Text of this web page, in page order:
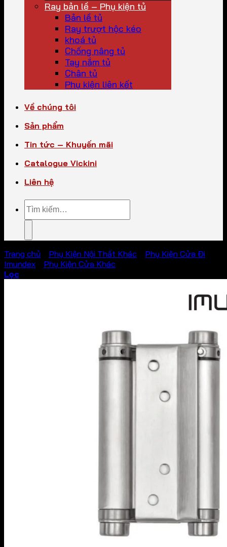
Ray bản lề – Phụ kiện tủ
Bản lề tủ
Ray trượt hộc kéo
khoá tủ
Chống nâng tủ
Tay nắm tủ
Chân tủ
Phụ kiện liên kết
Về chúng tôi
Sản phẩm
Tin tức – Khuyến mãi
Catalogue Vickini
Liên hệ
Tìm
kiếm:
Trang chủ Phụ Kiện Nội Thất Khác
Phụ Kiện Cửa Đi
Imundex
Phụ Kiện Cửa Khác
Lọc